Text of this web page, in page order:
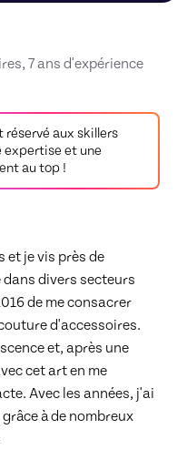
7 ans d'expérience
réservé aux skillers
et une
au top !
et je vis près de
divers secteurs
de me consacrer
d'accessoires.
et, après une
cet art en me
Avec les années, j'ai
à de nombreux